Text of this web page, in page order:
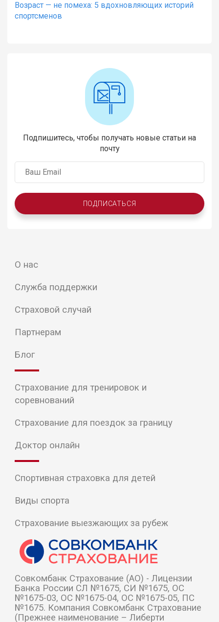
Возраст — не помеха: 5 вдохновляющих историй
спортсменов
Подпишитесь, чтобы получать новые статьи на
почту
ПОДПИСАТЬСЯ
О нас
Служба поддержки
Страховой случай
Партнерам
Блог
Страхование для тренировок и
соревнований
Страхование для поездок за границу
Доктор онлайн
Спортивная страховка для детей
Виды спорта
Страхование выезжающих за рубеж
Cовкомбанк Страхование (АО) - Лицензии
Банка России СЛ №1675, СИ №1675, ОС
№1675-03, ОС №1675-04, ОС №1675-05, ПС
№1675. Компания Совкомбанк Страхование
(Прежнее наименование – Либерти